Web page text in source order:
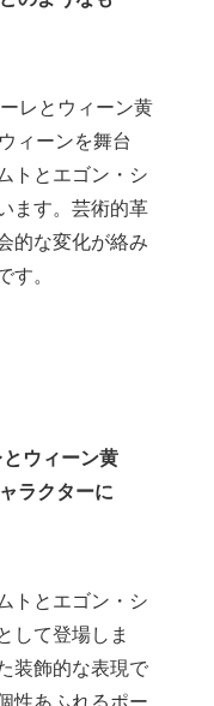
レとウィーン黄
ィーンを舞台
トとエゴン・シ
ます。芸術的革
的な変化が絡み
す。
とウィーン黄
ラクターに
トとエゴン・シ
して登場しま
装飾的な表現で
性あふれるポー